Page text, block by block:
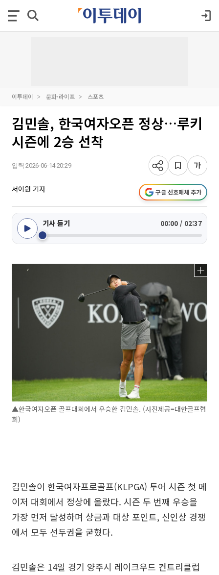
이투데이 문화·라이프 스포츠
김민솔, 한국여자오픈 정상…루키
시즌에 2승 선착
입력 2026-06-14 20:29
서이원 기자 구글 선호매체 추가
기사 듣기 00:00 / 02:37
▲한국여자오픈 골프대회에서 우승한 김민솔. (사진제공=대한골프협
회)
김민솔이 한국여자프로골프(KLPGA) 투어 시즌 첫 메
이저 대회에서 정상에 올랐다. 시즌 두 번째 우승을
가장 먼저 달성하며 상금과 대상 포인트, 신인상 경쟁
에서 모두 선두권을 굳혔다.
김민솔은 14일 경기 양주시 레이크우드 컨트리클럽